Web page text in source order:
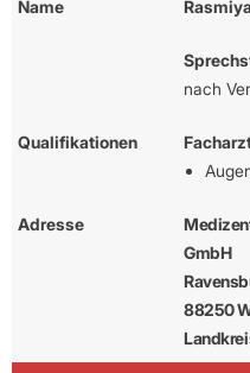
Name
nach
Qualifikationen
Adresse
GmbH
88250